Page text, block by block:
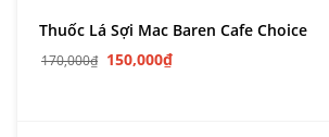
Thuốc Lá Sợi Mac Baren Cafe Choice
170,000₫ 150,000₫